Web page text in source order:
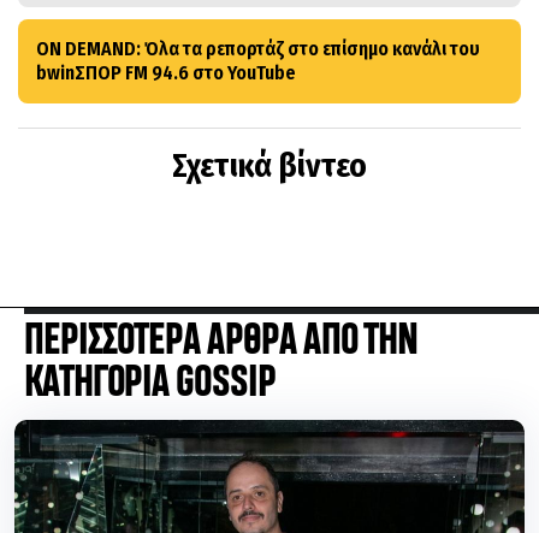
ON DEMAND: Όλα τα ρεπορτάζ στο επίσημο κανάλι του
bwinΣΠΟΡ FM 94.6 στο YouTube
Σχετικά βίντεο
ΠΕΡΙΣΣΟΤΕΡΑ ΑΡΘΡΑ ΑΠΟ ΤΗΝ
ΚΑΤΗΓΟΡΙΑ GOSSIP